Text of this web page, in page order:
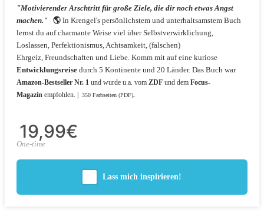
"Motivierender Arschtritt für große Ziele, die dir noch etwas Angst
machen." 🌎 In Krengel's persönlichstem und unterhaltsamstem Buch
lernst du auf charmante Weise viel über Selbstverwirklichung,
Loslassen, Perfektionismus, Achtsamkeit, (falschen)
Ehrgeiz, Freundschaften und Liebe. Komm mit auf eine kuriose
Entwicklungsreise durch 5 Kontinente und 20 Länder. Das Buch war
Amazon-Bestseller Nr. 1 und wurde u.a. vom ZDF und dem Focus-
Magazin empfohlen. | 350 Farbseiten (PDF).
19,99€
One-time
Lass mich inspirieren!